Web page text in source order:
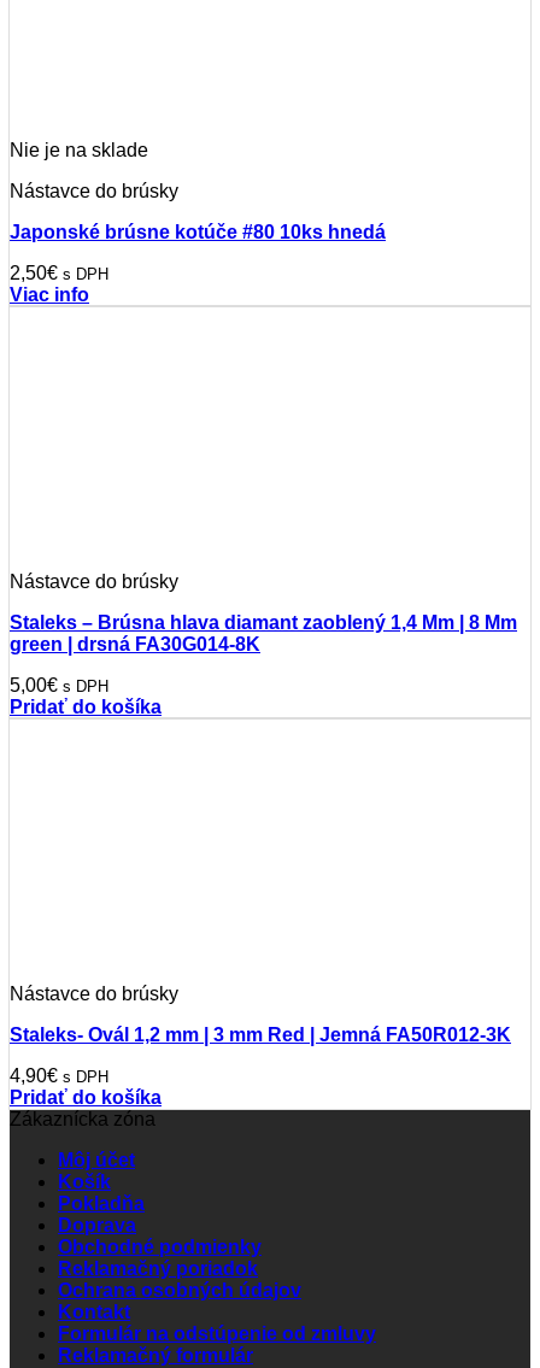
Nie je na sklade
Nástavce do brúsky
Japonské brúsne kotúče #80 10ks hnedá
2,50€ s DPH
Viac info
Nástavce do brúsky
Staleks – Brúsna hlava diamant zaoblený 1,4 Mm | 8 Mm
green | drsná FA30G014-8K
5,00€ s DPH
Pridať do košíka
Nástavce do brúsky
Staleks- Ovál 1,2 mm | 3 mm Red | Jemná FA50R012-3K
4,90€ s DPH
Pridať do košíka
Zákaznícka zóna
Môj účet
Košík
Pokladňa
Doprava
Obchodné podmienky
Reklamačný poriadok
Ochrana osobných údajov
Kontakt
Formulár na odstúpenie od zmluvy
Reklamačný formulár